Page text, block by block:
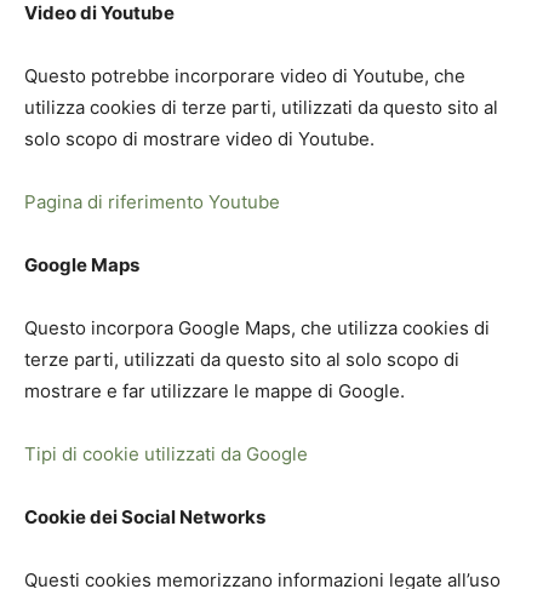
Video di Youtube
Questo potrebbe incorporare video di Youtube, che
utilizza cookies di terze parti, utilizzati da questo sito al
solo scopo di mostrare video di Youtube.
Pagina di riferimento Youtube
Google Maps
Questo incorpora Google Maps, che utilizza cookies di
terze parti, utilizzati da questo sito al solo scopo di
mostrare e far utilizzare le mappe di Google.
Tipi di cookie utilizzati da Google
Cookie dei Social Networks
Questi cookies memorizzano informazioni legate all’uso